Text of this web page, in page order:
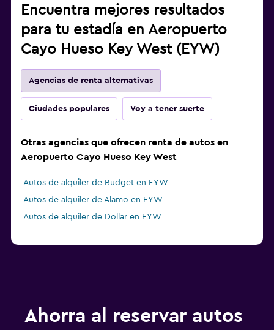
Encuentra mejores resultados
para tu estadía en Aeropuerto
Cayo Hueso Key West (EYW)
Agencias de renta alternativas
Ciudades populares Voy a tener suerte
Otras agencias que ofrecen renta de autos en
Aeropuerto Cayo Hueso Key West
Autos de alquiler de Budget en EYW
Autos de alquiler de Alamo en EYW
Autos de alquiler de Dollar en EYW
Ahorra al reservar autos